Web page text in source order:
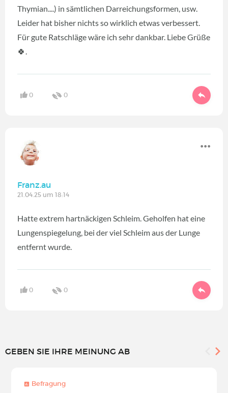
Thymian....) in sämtlichen Darreichungsformen, usw.
Leider hat bisher nichts so wirklich etwas verbessert.
Für gute Ratschläge wäre ich sehr dankbar. Liebe Grüße
🍀.
0 0
Franz.au
21.04.25 um 18:14
Hatte extrem hartnäckigen Schleim. Geholfen hat eine
Lungenspiegelung, bei der viel Schleim aus der Lunge
entfernt wurde.
0 0
GEBEN SIE IHRE MEINUNG AB
Befragung